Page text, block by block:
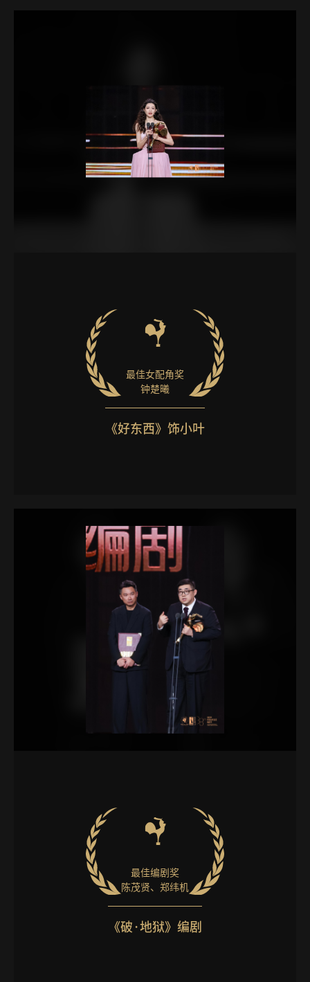
最佳女配角奖
钟楚曦
《好东西》饰小叶
最佳编剧奖
陈茂贤、郑纬机
《破·地狱》编剧